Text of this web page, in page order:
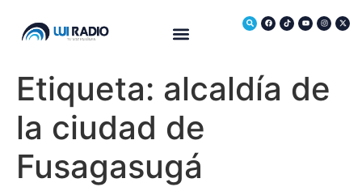
Etiqueta: alcaldía de
la ciudad de
Fusagasugá